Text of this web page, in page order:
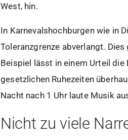
West, hin.
In Karnevalshochburgen wie in
Toleranzgrenze abverlangt.
Beispiel lässt in einem Urteil
gesetzlichen Ruhezeiten
Nacht nach 1 Uhr laute Musik
Nicht zu viele